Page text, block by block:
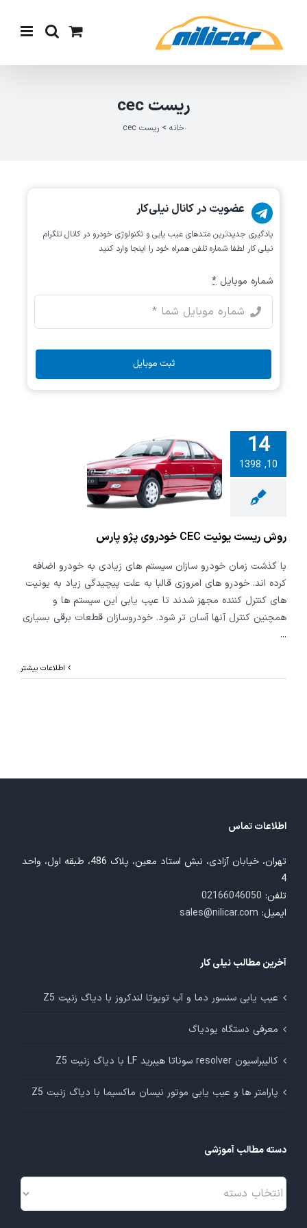
content
ریست cec
خانه > ریست cec
14
10, 1398
یونیت
روش ریست یونیت CEC خودروی پژو پارس
با گذشت زمان خودرو سازان سیستم های زیادی به خودرو اضافه
کرده اند. خودرو های امروزی قالبا به علت پیچیدگی زیاد به یونیت
های کنترل کننده مجهز شدند تا عیب یابی این سیستم ها و
همچنین کنترل آنها آسان تر شود. خودروسازان قطعات برقی بسیاری
...
اطلاعات بیشتر
عضویت در کانال نیلی‌کار
یادگیری جدیدترین متد‌های عیب یابی‌ و تکنولوژی خودرو در کانال تلگرام
نیلی کار لطفا شماره تلفن همراه خود را اینجا وارد کنید
شماره موبایل *
ثبت موبایل
اطلاعات تماس
تهران، خیابان آزادی، نبش استاد معین، پلاک 486، طبقه اول، واحد
4
تلفن: 02166046050
ایمیل: sales@nilicar.com
آخرین مطالب نیلی کار
عیب یابی سنسور دما و آب تویوتا لندکروز با دیاگ زنیت Z5
معرفی دستگاه یودیاگ
کالیبراسیون resolver سوناتا هیبرید LF با دیاگ زنیت Z5
پارامتر ها و عیب یابی موتور نیسان ماکسیما با دیاگ زنیت Z5
دسته مطالب آموزشی
دسته